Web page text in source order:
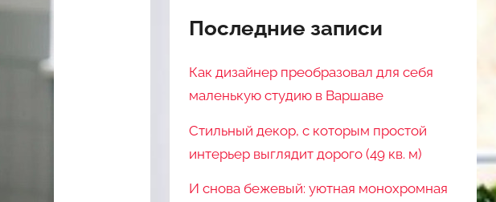
Последние записи
Как дизайнер преобразовал для себя
маленькую студию в Варшаве
Стильный декор, с которым простой
интерьер выглядит дорого (49 кв. м)
И снова бежевый: уютная монохромная